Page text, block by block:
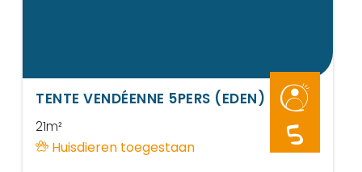
TENTE VENDÉENNE 5PERS (EDEN)
21m²
Huisdieren toegestaan 5